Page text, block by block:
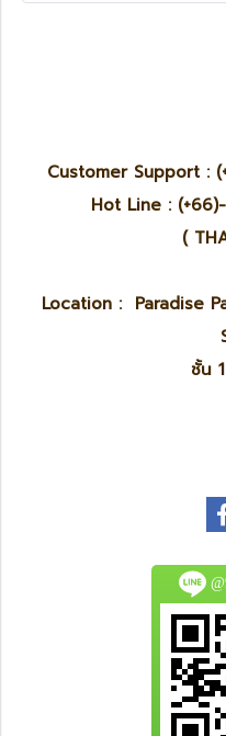
Customer Support :
Hot Line :
(
Location : Paradise
ชั้น